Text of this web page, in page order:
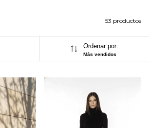
53 productos
Ordenar por:
Más vendidos